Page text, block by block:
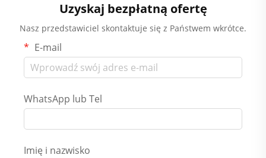
Uzyskaj bezpłatną ofertę
Nasz przedstawiciel skontaktuje się z Państwem wkrótce.
E-mail
WhatsApp lub Tel
Imię i nazwisko